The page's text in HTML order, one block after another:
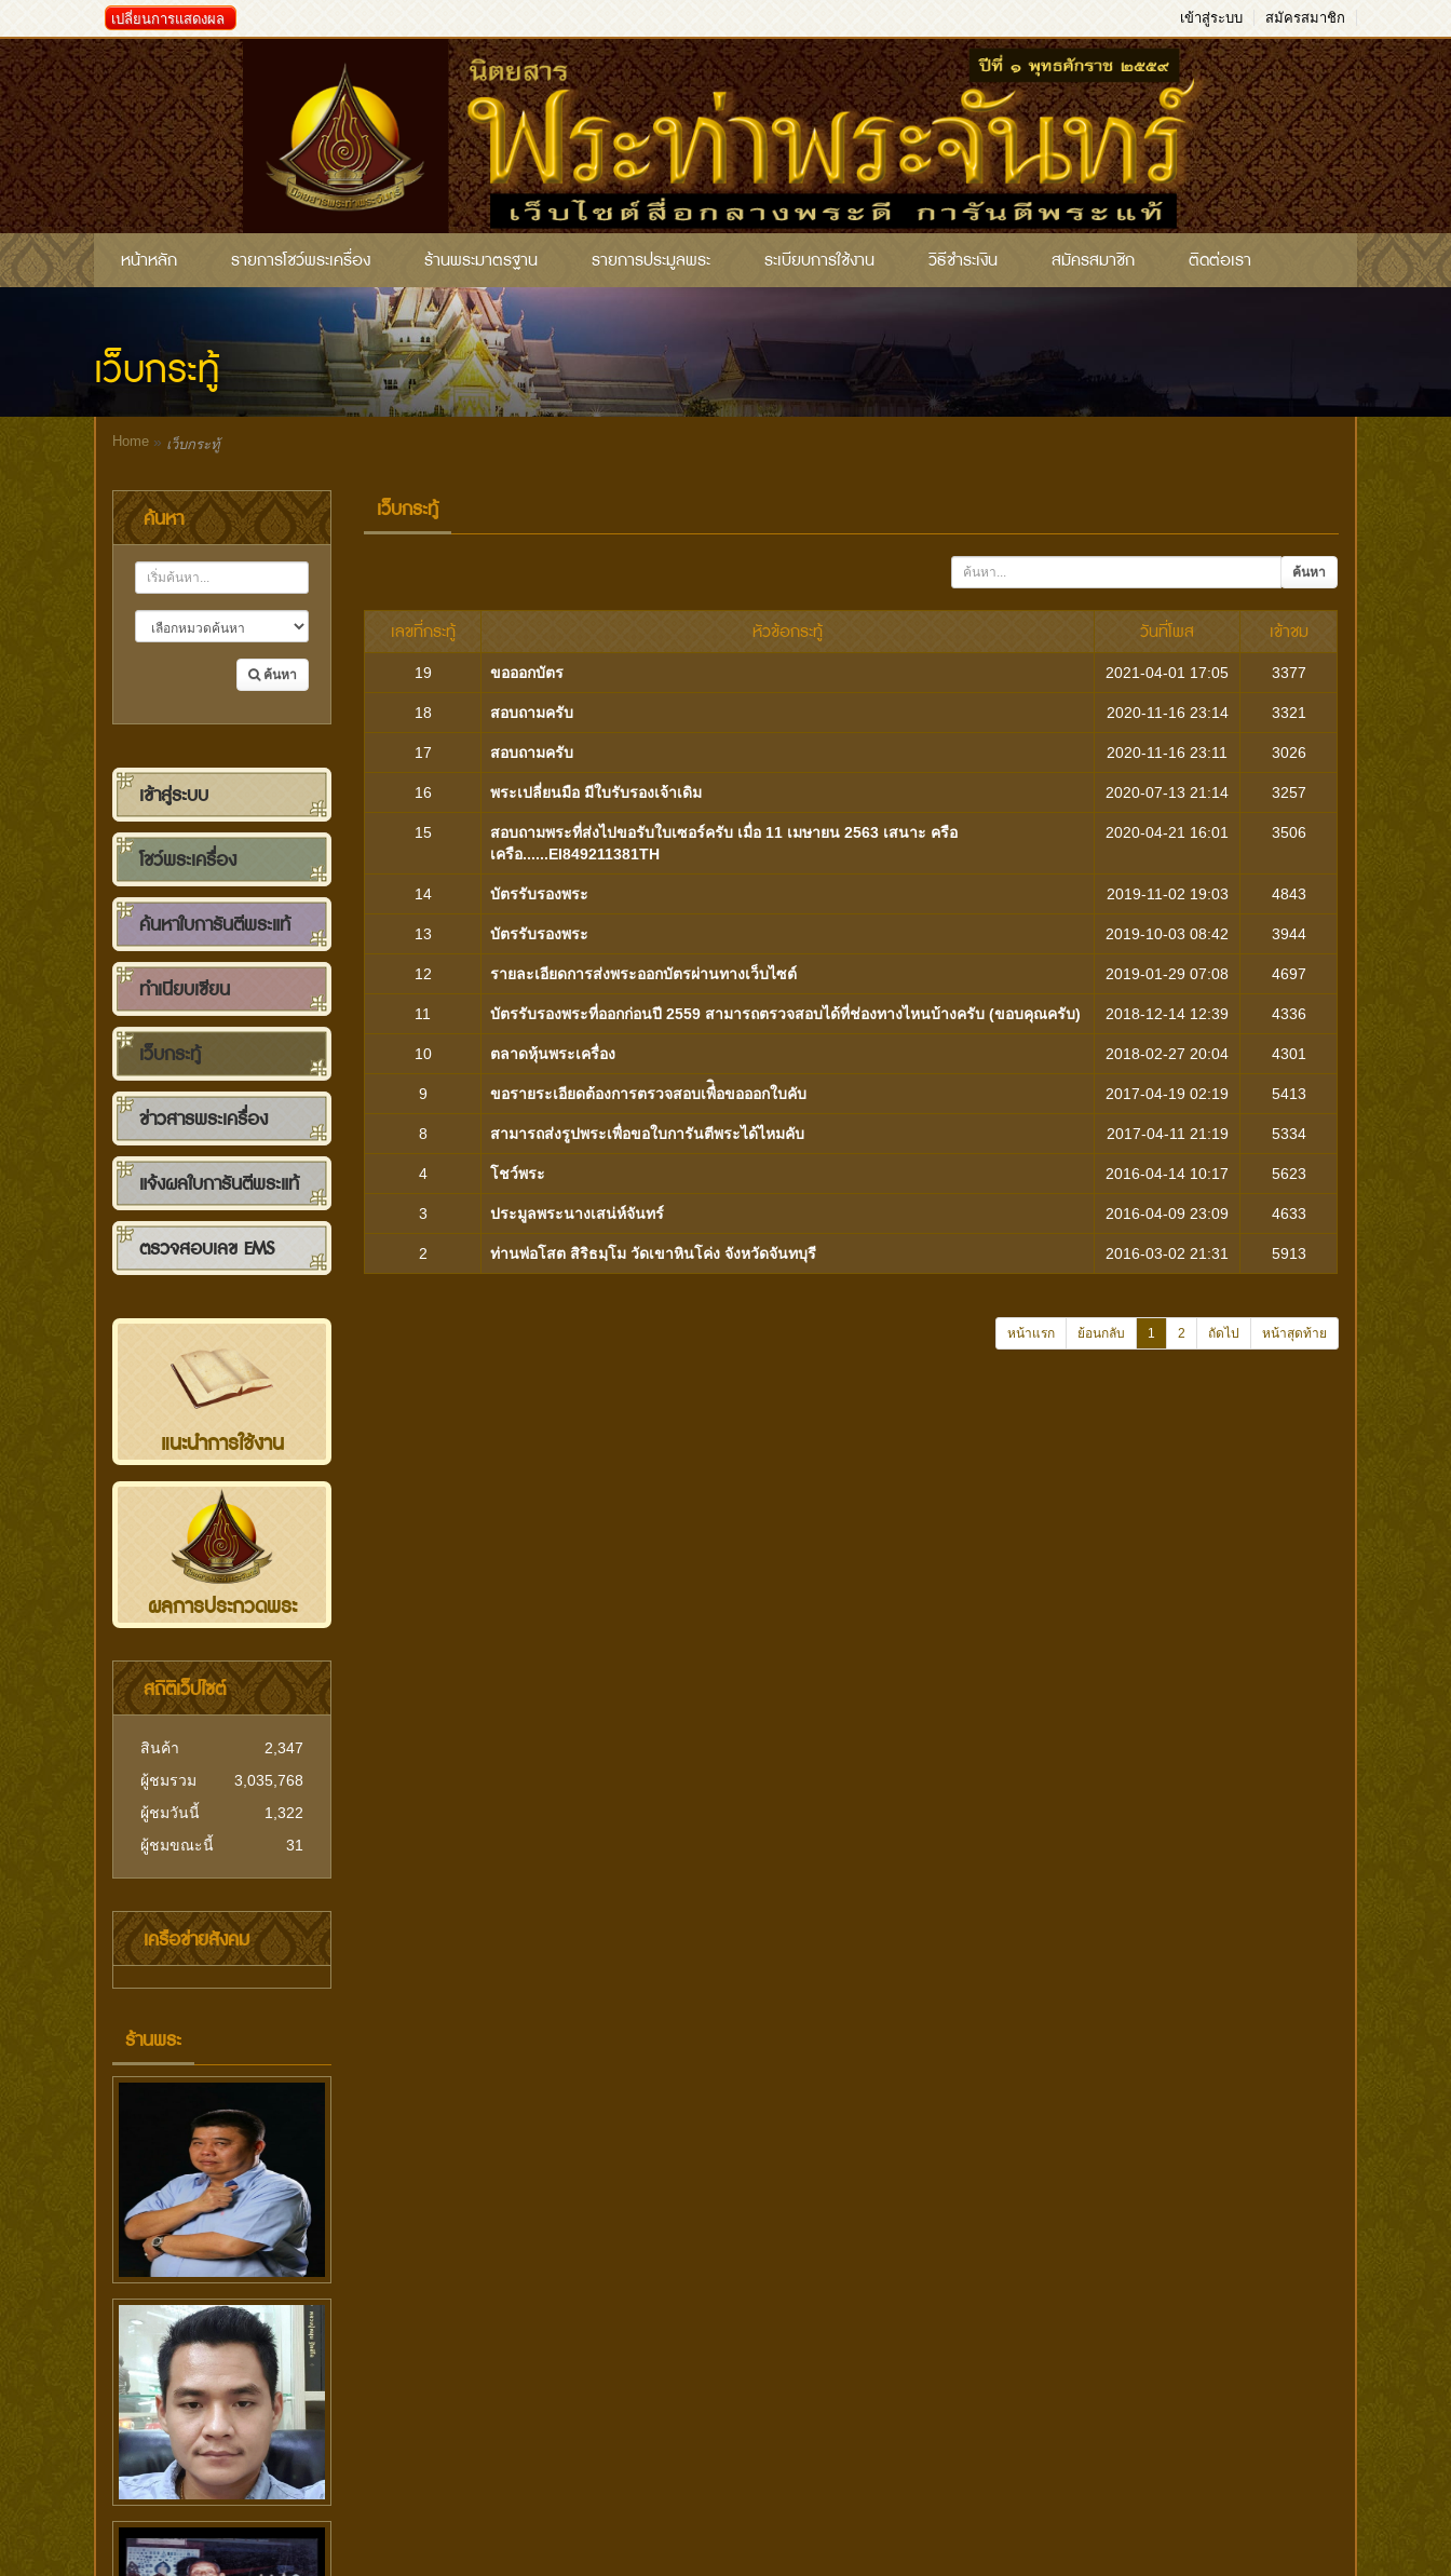
เปลี่ยนการแสดงผล เข้าสู่ระบบ สมัครสมาชิก
หน้าหลัก รายการโชว์พระเครื่อง ร้านพระมาตรฐาน รายการประมูลพระ ระเบียบการใช้งาน วิธีชำระเงิน สมัครสมาชิก ติดต่อเรา
เว็บกระทู้
Home » เว็บกระทู้
ค้นหา
ค้นหา
เข้าสู่ระบบ
โชว์พระเครื่อง
ค้นหาใบการันตีพระแท้
ทำเนียบเซียน
เว็บกระทู้
ข่าวสารพระเครื่อง
แจ้งผลใบการันตีพระแท้
ตรวจสอบเลข EMS
แนะนำการใช้งาน
ผลการประกวดพระ
สถิติเว็ปไซต์
สินค้า
2,347
ผู้ชมรวม
3,035,768
ผู้ชมวันนี้
1,322
ผู้ชมขณะนี้
31
เครือข่ายสังคม
ร้านพระ
เว็บกระทู้
ค้นหา
เลขที่กระทู้ หัวข้อกระทู้ วันที่โพส เข้าชม
19 ขอออกบัตร 2021-04-01 17:05 3377
18 สอบถามครับ 2020-11-16 23:14 3321
17 สอบถามครับ 2020-11-16 23:11 3026
16 พระเปลี่ยนมือ มีใบรับรองเจ้าเดิม 2020-07-13 21:14 3257
15
สอบถามพระที่ส่งไปขอรับใบเซอร์ครับ เมื่อ 11 เมษายน 2563 เสนาะ ครือ
เครือ......EI849211381TH
2020-04-21 16:01 3506
14 บัตรรับรองพระ 2019-11-02 19:03 4843
13 บัตรรับรองพระ 2019-10-03 08:42 3944
12 รายละเอียดการส่งพระออกบัตรผ่านทางเว็บไซต์ 2019-01-29 07:08 4697
11 บัตรรับรองพระที่ออกก่อนปี 2559 สามารถตรวจสอบได้ที่ช่องทางไหนบ้างครับ (ขอบคุณครับ) 2018-12-14 12:39 4336
10 ตลาดหุ้นพระเครื่อง 2018-02-27 20:04 4301
9 ขอรายระเอียดต้องการตรวจสอบเพื่ิอขอออกใบคับ 2017-04-19 02:19 5413
8 สามารถส่งรูปพระเพื่อขอใบการันตีพระได้ไหมคับ 2017-04-11 21:19 5334
4 โชว์พระ 2016-04-14 10:17 5623
3 ประมูลพระนางเสน่ห์จันทร์ 2016-04-09 23:09 4633
2 ท่านพ่อโสต สิริธมฺโม วัดเขาหินโค่ง จังหวัดจันทบุรี 2016-03-02 21:31 5913
หน้าแรก ย้อนกลับ 1 2 ถัดไป หน้าสุดท้าย